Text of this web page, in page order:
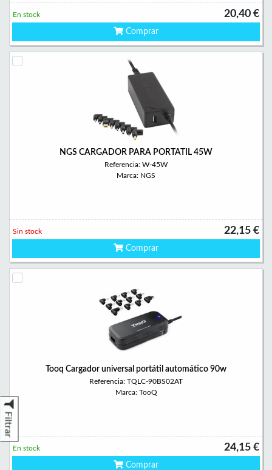
Filtrar
20,40 €
En stock
Comprar
NGS CARGADOR PARA PORTATIL 45W
Referencia: W-45W
Marca: NGS
22,15 €
Sin stock
Comprar
Tooq Cargador universal portátil automático 90w
Referencia: TQLC-90BS02AT
Marca: TooQ
24,15 €
En stock
Comprar